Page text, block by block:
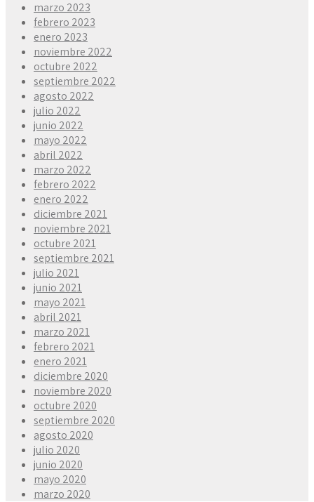
marzo 2023
febrero 2023
enero 2023
noviembre 2022
octubre 2022
septiembre 2022
agosto 2022
julio 2022
junio 2022
mayo 2022
abril 2022
marzo 2022
febrero 2022
enero 2022
diciembre 2021
noviembre 2021
octubre 2021
septiembre 2021
julio 2021
junio 2021
mayo 2021
abril 2021
marzo 2021
febrero 2021
enero 2021
diciembre 2020
noviembre 2020
octubre 2020
septiembre 2020
agosto 2020
julio 2020
junio 2020
mayo 2020
marzo 2020